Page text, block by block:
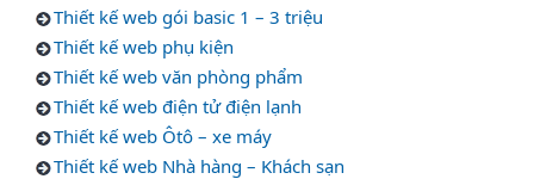
Thiết kế web gói basic 1 – 3 triệu
Thiết kế web phụ kiện
Thiết kế web văn phòng phẩm
Thiết kế web điện tử điện lạnh
Thiết kế web Ôtô – xe máy
Thiết kế web Nhà hàng – Khách sạn